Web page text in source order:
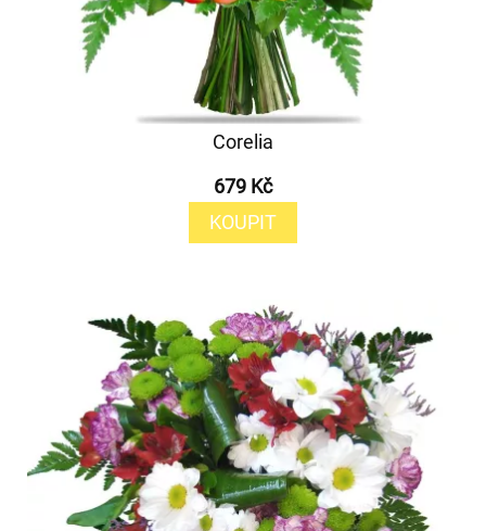
Corelia
679 Kč
KOUPIT